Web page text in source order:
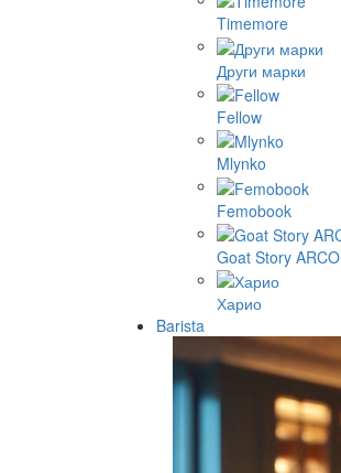
Timemore
Други марки
Fellow
Mlynko
Femobook
Goat Story ARCO
Харио
Barista